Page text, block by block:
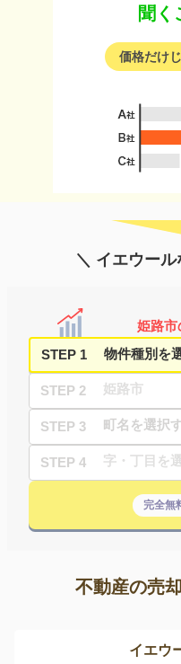
聞く
価格だけ
＼ イエウー
姫路市
STEP 1
STEP 2
STEP 3
STEP 4
完全無
不動産の売
イエウ